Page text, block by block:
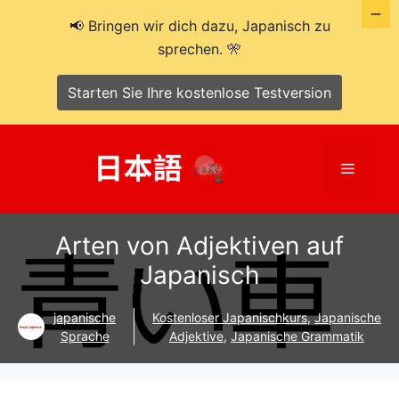
Menü
Arten von Adjektiven auf
Japanisch
japanische
Sprache
Kostenloser Japanischkurs,Japanische
Adjektive, Japanische Grammatik
📢 Bringen wir dich dazu, Japanisch zu
sprechen. 🎌
Starten Sie Ihre kostenlose Testversion